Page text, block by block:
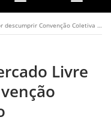
Convenção Coletiva de Trabalho
Livre